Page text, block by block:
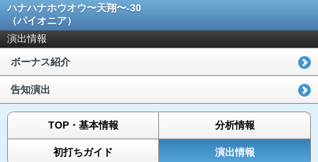
ハナハナホウオウ〜天翔〜-30
（パイオニア）
演出情報
ボーナス紹介
告知演出
TOP・基本情報 分析情報
初打ちガイド 演出情報